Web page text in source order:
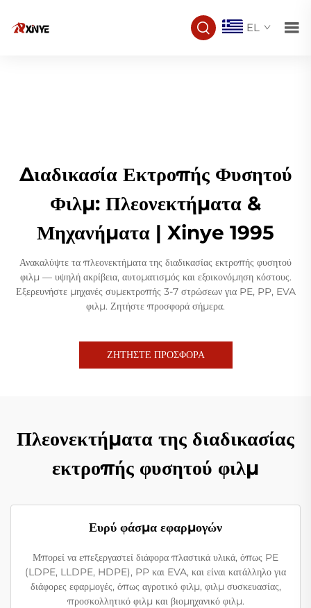
EL
Διαδικασία Εκτροπής Φυσητού
Φιλμ: Πλεονεκτήματα &
Μηχανήματα | Xinye 1995
Ανακαλύψτε τα πλεονεκτήματα της διαδικασίας εκτροπής φυσητού
φιλμ — υψηλή ακρίβεια, αυτοματισμός και εξοικονόμηση κόστους.
Εξερευνήστε μηχανές συμεκτροπής 3-7 στρώσεων για PE, PP, EVA
φιλμ. Ζητήστε προσφορά σήμερα.
ΖΗΤΗΣΤΕ ΠΡΟΣΦΟΡΑ
Πλεονεκτήματα της διαδικασίας
εκτροπής φυσητού φιλμ
Ευρύ φάσμα εφαρμογών
Μπορεί να επεξεργαστεί διάφορα πλαστικά υλικά, όπως PE
(LDPE, LLDPE, HDPE), PP και EVA, και είναι κατάλληλο για
διάφορες εφαρμογές, όπως αγροτικό φιλμ, φιλμ συσκευασίας,
προσκολλητικό φιλμ και βιομηχανικό φιλμ.